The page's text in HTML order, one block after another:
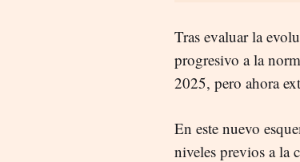
Tras evaluar la
progresivo a la
2025, pero ahora
En este nuevo
niveles previos a la